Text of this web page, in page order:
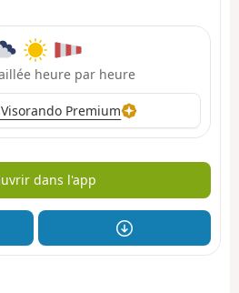
heure par heure
Premium
dans l'app